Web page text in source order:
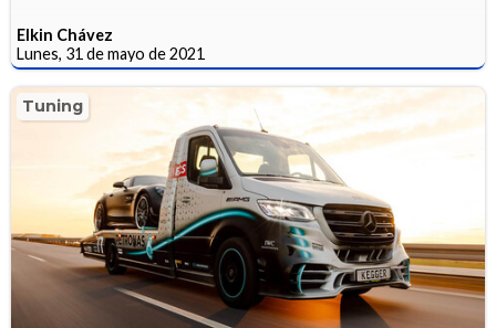
Elkin Chávez
Lunes, 31 de mayo de 2021
Tuning